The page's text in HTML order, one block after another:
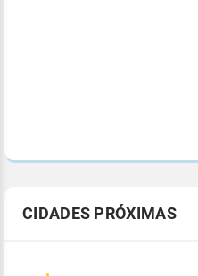
CIDADES PRÓXIMAS